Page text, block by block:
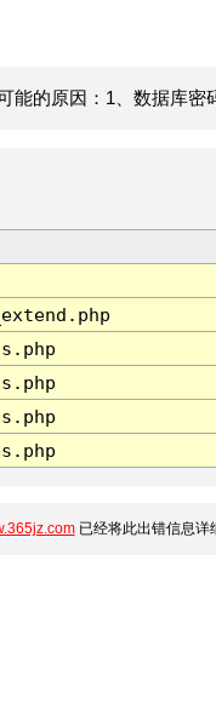
的原因：1、数据库密
已经将此出错信息详